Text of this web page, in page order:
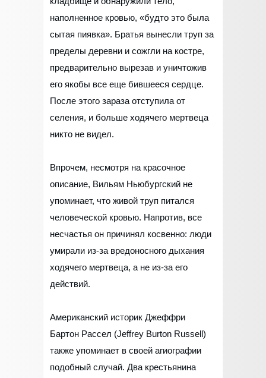
наполненное кровью, «будто это была
сытая пиявка». Братья вынесли труп за
пределы деревни и сожгли на костре,
предварительно вырезав и уничтожив
его якобы все еще бившееся сердце.
После этого зараза отступила от
селения, и больше ходячего мертвеца
никто не видел.
Впрочем, несмотря на красочное
описание, Вильям Ньюбургский не
упоминает, что живой труп питался
человеческой кровью. Напротив, все
несчастья он причинял косвенно: люди
умирали из-за вредоносного дыхания
ходячего мертвеца, а не из-за его
действий.
Американский историк Джеффри
Бартон Рассел (Jeffrey Burton Russell)
также упоминает в своей агиографии
подобный случай. Два крестьянина